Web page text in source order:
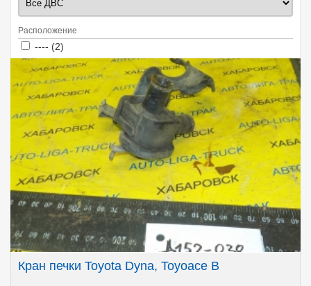
Расположение
Apply ---- filter
---- (2)
Кран печки Toyota Dyna, Toyoace B